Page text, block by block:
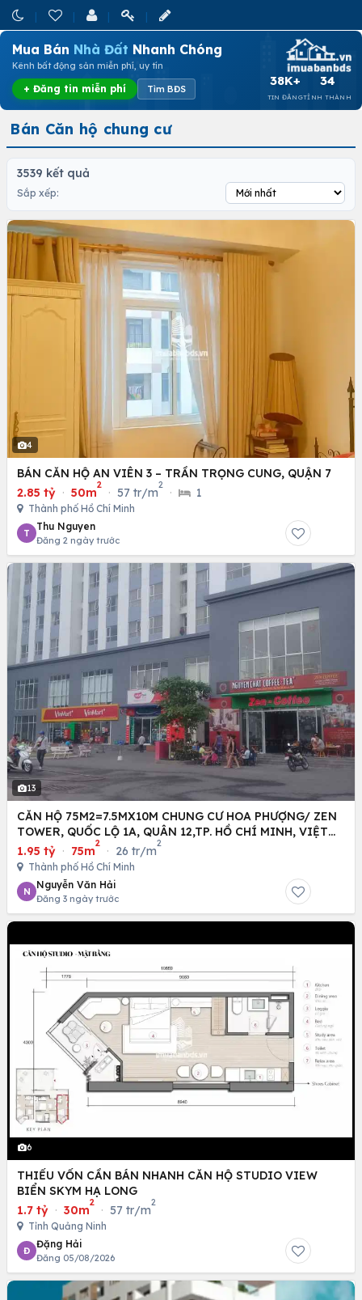
Mua Bán Nhà Đất Nhanh Chóng
Kênh bất động sản miễn phí, uy tín
+ Đăng tin miễn phí Tìm BĐS
38K+
TIN ĐĂNG
34
TỈNH THÀNH
Bán Căn hộ chung cư
3539 kết quả
Sắp xếp:
4
BÁN CĂN HỘ AN VIÊN 3 – TRẦN TRỌNG CUNG, QUẬN 7
2.85 tỷ · 50m
2
· 57 tr/m
2
· 1
Thành phố Hồ Chí Minh
T
Thu Nguyen
Đăng 2 ngày trước
13
CĂN HỘ 75M2=7.5MX10M CHUNG CƯ HOA PHƯỢNG/ ZEN
TOWER, QUỐC LỘ 1A, QUÂN 12,TP. HỒ CHÍ MINH, VIỆT
NAM
1.95 tỷ · 75m
2
· 26 tr/m
2
Thành phố Hồ Chí Minh
N
Nguyễn Văn Hải
Đăng 3 ngày trước
6
THIẾU VỐN CẦN BÁN NHANH CĂN HỘ STUDIO VIEW
BIỂN SKYM HẠ LONG
1.7 tỷ · 30m
2
· 57 tr/m
2
Tỉnh Quảng Ninh
Đ
Đặng Hải
Đăng 05/08/2026